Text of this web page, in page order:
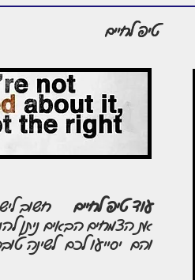
טיפ לחיים
טיפ לחיים
עוד טיפ לחיים
חשוב
את הצמחים הבאים ניתן
והם יסייעו לכם לשינה